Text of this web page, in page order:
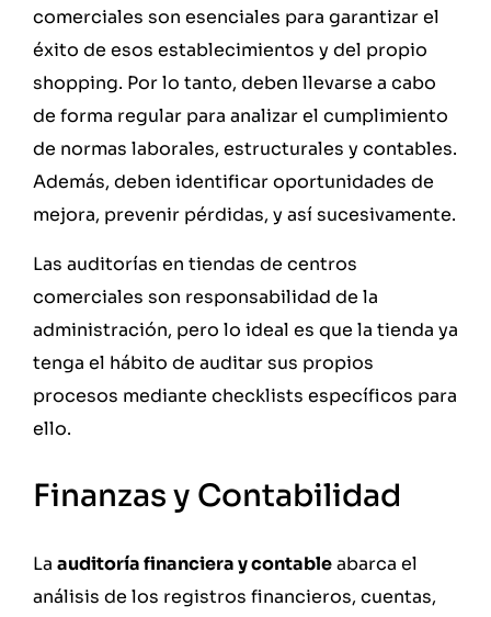
comerciales son esenciales para garantizar el
éxito de esos establecimientos y del propio
shopping. Por lo tanto, deben llevarse a cabo
de forma regular para analizar el cumplimiento
de normas laborales, estructurales y contables.
Además, deben identificar oportunidades de
mejora, prevenir pérdidas, y así sucesivamente.
Las auditorías en tiendas de centros
comerciales son responsabilidad de la
administración, pero lo ideal es que la tienda ya
tenga el hábito de auditar sus propios
procesos mediante checklists específicos para
ello.
Finanzas y Contabilidad
La auditoría financiera y contableabarca el
análisis de los registros financieros, cuentas,